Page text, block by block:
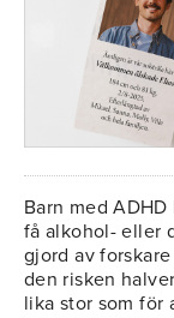
Barn med
få alkohol- eller
gjord av
den risken
lika stor som för